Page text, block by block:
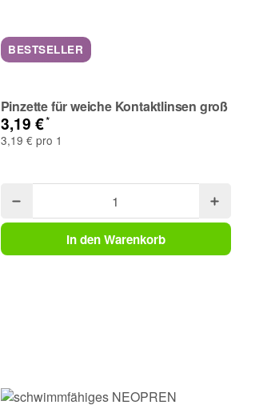
BESTSELLER
Pinzette für weiche Kontaktlinsen groß
3,19 €*
3,19 € pro 1
In den Warenkorb